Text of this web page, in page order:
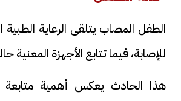
الطفل المصاب يتلقى الرعاية الطبية
للإصابة، فيما تتابع الأجهزة المعنية
هذا الحادث يعكس أهمية متابعة